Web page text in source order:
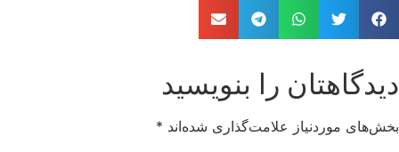
دیدگاهتان را بنویسید
بخش‌های موردنیاز علامت‌گذاری شده‌اند *